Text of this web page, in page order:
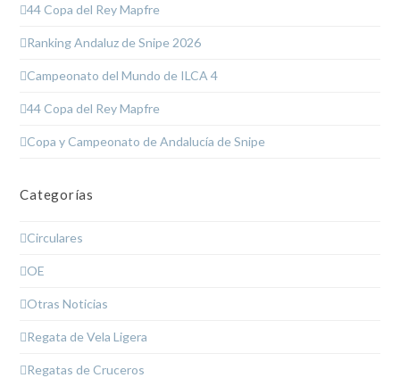
44 Copa del Rey Mapfre
Ranking Andaluz de Snipe 2026
Campeonato del Mundo de ILCA 4
44 Copa del Rey Mapfre
Copa y Campeonato de Andalucía de Snipe
Categorías
Circulares
OE
Otras Noticias
Regata de Vela Ligera
Regatas de Cruceros